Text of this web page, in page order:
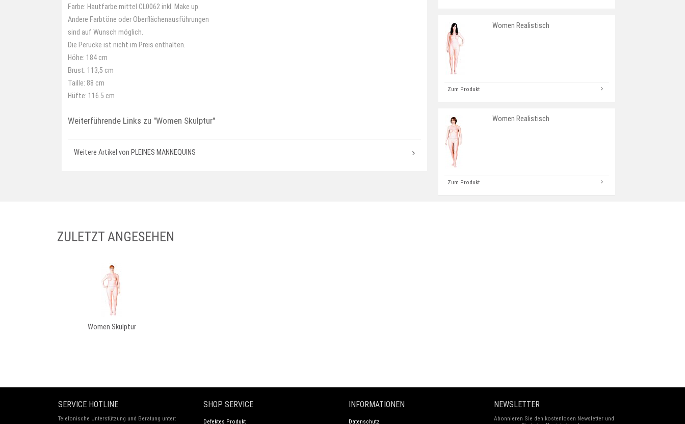
Farbe: Hautfarbe mittel CL0062 inkl. Make up.
Andere Farbtöne oder Oberflächenausführungen
sind auf Wunsch möglich.
Die Perücke ist nicht im Preis enthalten.
Höhe: 184 cm
Brust: 113,5 cm
Taille: 88 cm
Hüfte: 116.5 cm
Weiterführende Links zu "Women Skulptur"
Weitere Artikel von PLEINES MANNEQUINS
Women Realistisch
Zum Produkt
Women Realistisch
Zum Produkt
ZULETZT ANGESEHEN
Women Skulptur
SERVICE HOTLINE
Telefonische Unterstützung und Beratung unter:
SHOP SERVICE
Defektes Produkt
INFORMATIONEN
Datenschutz
NEWSLETTER
Abonnieren Sie den kostenlosen Newsletter und